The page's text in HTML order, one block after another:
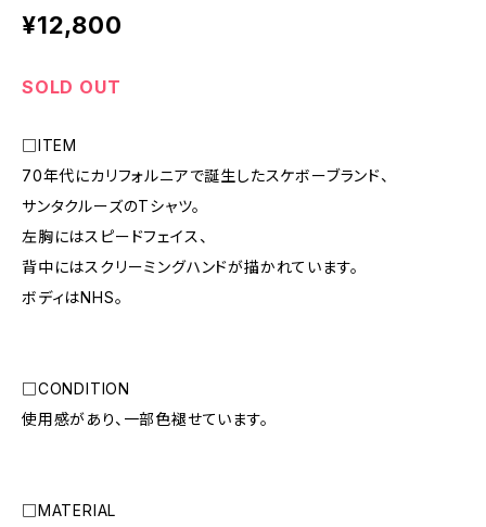
¥12,800
SOLD OUT
□ITEM
70年代にカリフォルニアで誕生したスケボーブランド、
サンタクルーズのTシャツ。
左胸にはスピードフェイス、
背中にはスクリーミングハンドが描かれています。
ボディはNHS。
□CONDITION
使用感があり、一部色褪せています。
□MATERIAL